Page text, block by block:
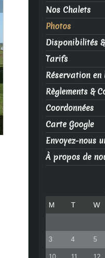
Nos Chalets
Photos
Disponibilités
Tarifs
Réservation en
Règlements &
Coordonnées
Carte Google
Envoyez-nous
À propos de
M T W
3 4 5